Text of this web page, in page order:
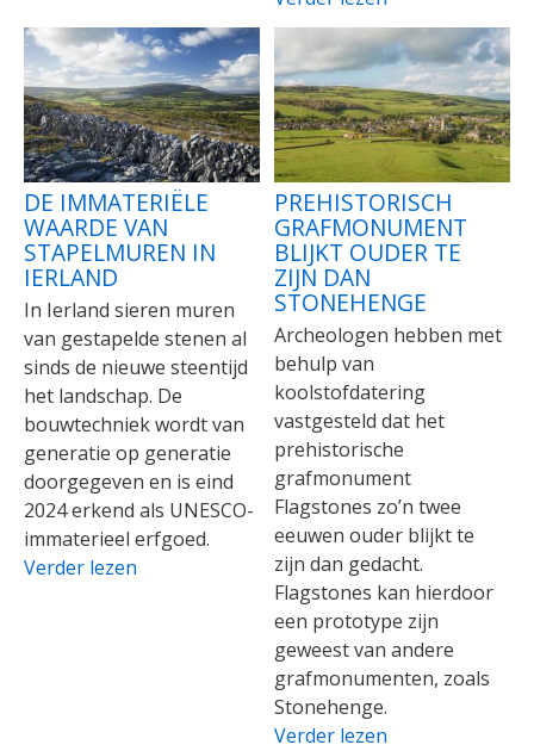
DE IMMATERIËLE
WAARDE VAN
STAPELMUREN IN
IERLAND
In Ierland sieren muren
van gestapelde stenen al
sinds de nieuwe steentijd
het landschap. De
bouwtechniek wordt van
generatie op generatie
doorgegeven en is eind
2024 erkend als UNESCO-
immaterieel erfgoed.
Verder lezen
PREHISTORISCH
GRAFMONUMENT
BLIJKT OUDER TE
ZIJN DAN
STONEHENGE
Archeologen hebben met
behulp van
koolstofdatering
vastgesteld dat het
prehistorische
grafmonument
Flagstones zo’n twee
eeuwen ouder blijkt te
zijn dan gedacht.
Flagstones kan hierdoor
een prototype zijn
geweest van andere
grafmonumenten, zoals
Stonehenge.
Verder lezen